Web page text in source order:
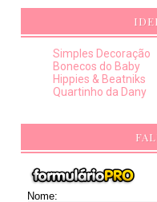
Simples Decoração
Bonecos do Baby
Hippies & Beatniks
Quartinho da Dany
Nome: